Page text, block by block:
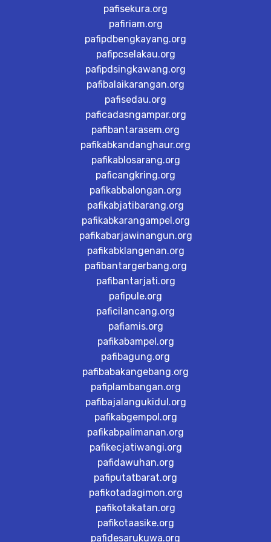
pafisekura.org
pafiriam.org
pafipdbengkayang.org
pafipcselakau.org
pafipdsingkawang.org
pafibalaikarangan.org
pafisedau.org
paficadasngampar.org
pafibantarasem.org
pafikabkandanghaur.org
pafikablosarang.org
paficangkring.org
pafikabbalongan.org
pafikabjatibarang.org
pafikabkarangampel.org
pafikabarjawinangun.org
pafikabklangenan.org
pafibantargerbang.org
pafibantarjati.org
pafipule.org
paficilancang.org
pafiamis.org
pafikabampel.org
pafibagung.org
pafibabakangebang.org
pafiplambangan.org
pafibajalangukidul.org
pafikabgempol.org
pafikabpalimanan.org
pafikecjatiwangi.org
pafidawuhan.org
pafiputatbarat.org
pafikotadagimon.org
pafikotakatan.org
pafikotaasike.org
pafidesarukuwa.org